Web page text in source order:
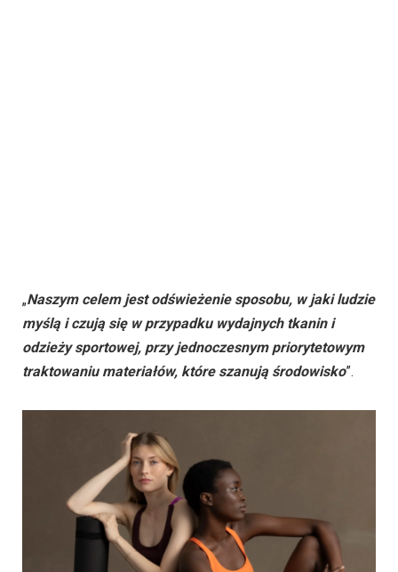
„Naszym celem jest odświeżenie sposobu, w jaki ludzie
myślą i czują się w przypadku wydajnych tkanin i
odzieży sportowej, przy jednoczesnym priorytetowym
traktowaniu materiałów, które szanują środowisko”.